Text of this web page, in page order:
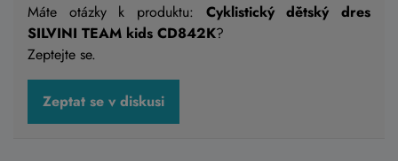
Máte otázky k produktu: Cyklistický dětský dres
SILVINI TEAM kids CD842K?
Zeptejte se.
Zeptat se v diskusi